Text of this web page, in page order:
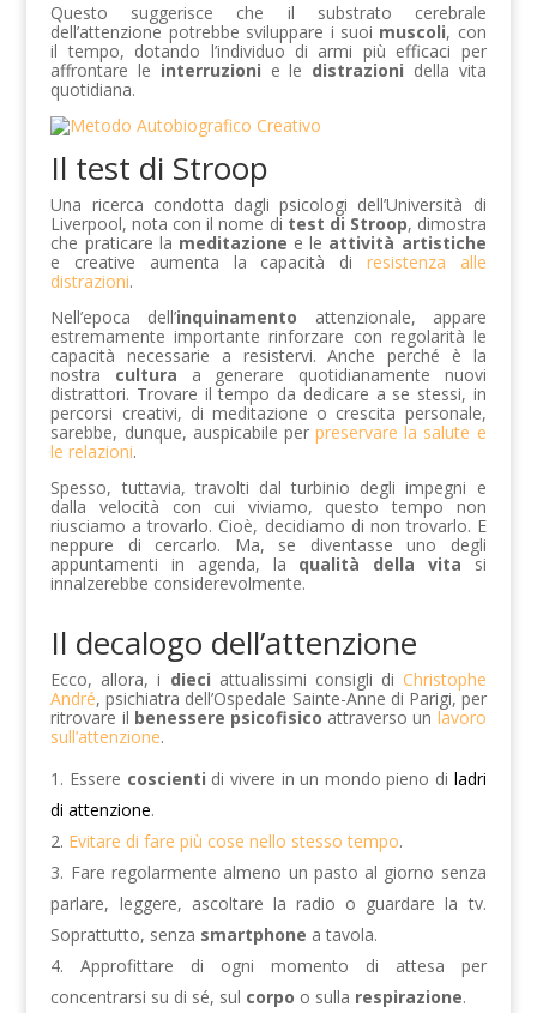
Questo suggerisce che il substrato cerebrale
dell’attenzione potrebbe sviluppare i suoi muscoli, con
il tempo, dotando l’individuo di armi più efficaci per
affrontare le interruzioni e le distrazioni della vita
quotidiana.
Il test di Stroop
Una ricerca condotta dagli psicologi dell’Università di
Liverpool, nota con il nome di test di Stroop, dimostra
che praticare la meditazione e le attività artistiche
e creative aumenta la capacità di resistenza alle
distrazioni.
Nell’epoca dell’inquinamento attenzionale, appare
estremamente importante rinforzare con regolarità le
capacità necessarie a resistervi. Anche perché è la
nostra cultura a generare quotidianamente nuovi
distrattori. Trovare il tempo da dedicare a se stessi, in
percorsi creativi, di meditazione o crescita personale,
sarebbe, dunque, auspicabile perpreservare la salute e
le relazioni.
Spesso, tuttavia, travolti dal turbinio degli impegni e
dalla velocità con cui viviamo, questo tempo non
riusciamo a trovarlo. Cioè, decidiamo di non trovarlo. E
neppure di cercarlo. Ma, se diventasse uno degli
appuntamenti in agenda, la qualità della vita si
innalzerebbe considerevolmente.
Il decalogo dell’attenzione
Ecco, allora, i dieci attualissimi consigli di Christophe
André, psichiatra dell’Ospedale Sainte-Anne di Parigi, per
ritrovare il benessere psicofisico attraverso un lavoro
sull’attenzione.
Essere coscienti di vivere in un mondo pieno di ladri
di attenzione.
Evitare di fare più cose nello stesso tempo.
Fare regolarmente almeno un pasto al giorno senza
parlare, leggere, ascoltare la radio o guardare la tv.
Soprattutto, senza smartphone a tavola.
Approfittare di ogni momento di attesa per
concentrarsi su di sé, sul corpo o sulla respirazione.